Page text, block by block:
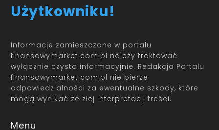
Użytkowniku!
Informacje zamieszczone w portalu
finansowymarket.com.pl należy traktować
wyłącznie czysto informacyjnie. Redakcja Portalu
finansowymarket.com.pl nie bierze
odpowiedzialności za ewentualne szkody, które
mogą wynikać ze złej interpretacji treści.
Menu